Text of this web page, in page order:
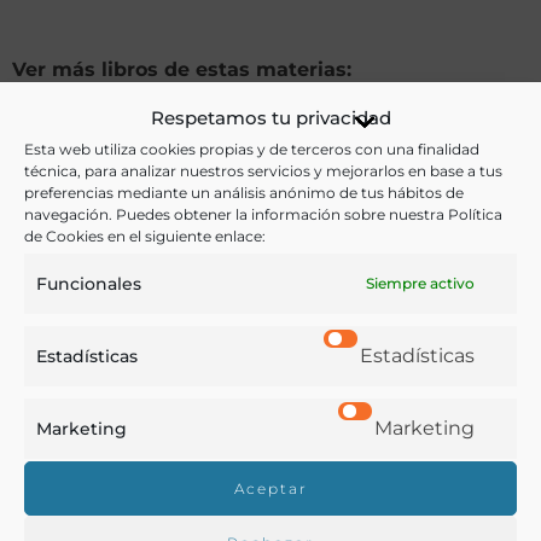
Respetamos tu privacidad
Esta web utiliza cookies propias y de terceros con una finalidad
técnica, para analizar nuestros servicios y mejorarlos en base a tus
preferencias mediante un análisis anónimo de tus hábitos de
navegación. Puedes obtener la información sobre nuestra Política
de Cookies en el siguiente enlace:
Funcionales Siempre activo
Estadísticas Estadísticas
Marketing Marketing
Aceptar
Ver más libros de estas materias:
Alimentos,Dietética y nutrición
Gastronomía ,Profesiones
Ver más libros con las palabras clave:
Buscar en la biblioteca